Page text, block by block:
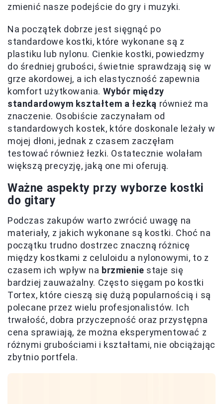
zmienić nasze podejście do gry i muzyki.
Na początek dobrze jest sięgnąć po
standardowe kostki, które wykonane są z
plastiku lub nylonu. Cienkie kostki, powiedzmy
do średniej grubości, świetnie sprawdzają się w
grze akordowej, a ich elastyczność zapewnia
komfort użytkowania. Wybór między
standardowym kształtem a łezką również ma
znaczenie. Osobiście zaczynałam od
standardowych kostek, które doskonale leżały w
mojej dłoni, jednak z czasem zaczęłam
testować również łezki. Ostatecznie wolałam
większą precyzję, jaką one mi oferują.
Ważne aspekty przy wyborze kostki
do gitary
Podczas zakupów warto zwrócić uwagę na
materiały, z jakich wykonane są kostki. Choć na
początku trudno dostrzec znaczną różnicę
między kostkami z celuloidu a nylonowymi, to z
czasem ich wpływ na brzmienie staje się
bardziej zauważalny. Często sięgam po kostki
Tortex, które cieszą się dużą popularnością i są
polecane przez wielu profesjonalistów. Ich
trwałość, dobra przyczepność oraz przystępna
cena sprawiają, że można eksperymentować z
różnymi grubościami i kształtami, nie obciążając
zbytnio portfela.